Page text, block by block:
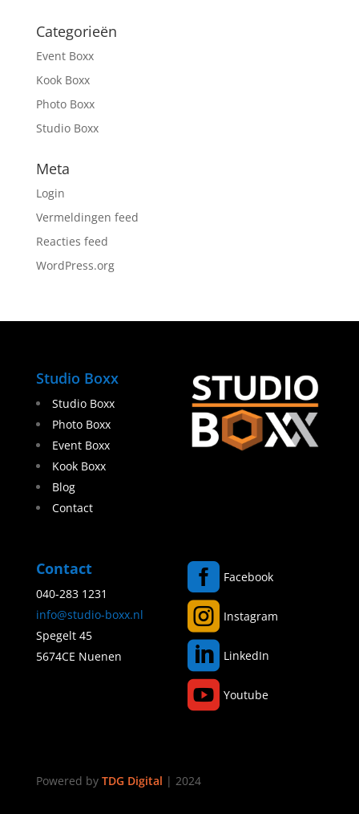
Categorieën
Event Boxx
Kook Boxx
Photo Boxx
Studio Boxx
Meta
Login
Vermeldingen feed
Reacties feed
WordPress.org
Studio Boxx
Studio Boxx
Photo Boxx
Event Boxx
Kook Boxx
Blog
Contact
Contact
040-283 1231
info@studio-boxx.nl
Spegelt 45
5674CE Nuenen
 Facebook
 Instagram
 LinkedIn
 Youtube
Powered by TDG Digital | 2024